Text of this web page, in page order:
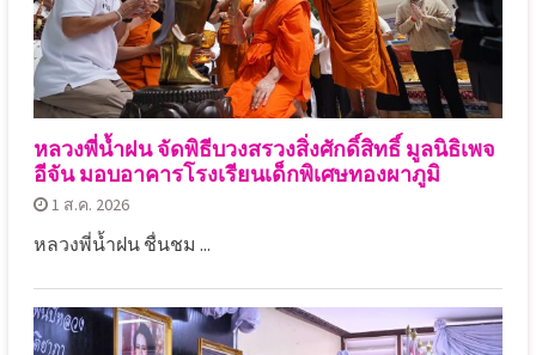
หลวงพี่น้ำฝน จัดพิธีบวงสรวงสิ่งศักดิ์สิทธิ์ มูลนิธิเพจ
อีจัน มอบอาคารโรงเรียนเด็กพิเศษทองผาภูมิ
1 ส.ค. 2026
หลวงพี่น้ำฝน ชื่นชม ...